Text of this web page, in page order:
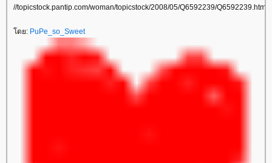
//topicstock.pantip.com/woman/topicstock/2008/05/Q6592239/Q6592239.html
ดย: PuPe_so_Sweet